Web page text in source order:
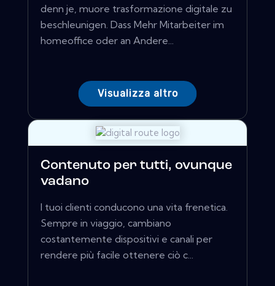
denn je, muore trasformazione digitale zu
beschleunigen. Dass Mehr Mitarbeiter im
homeoffice oder an Andere...
Visualizza altro
Contenuto per tutti, ovunque
vadano
I tuoi clienti conducono una vita frenetica.
Sempre in viaggio, cambiano
costantemente dispositivi e canali per
rendere più facile ottenere ciò c...